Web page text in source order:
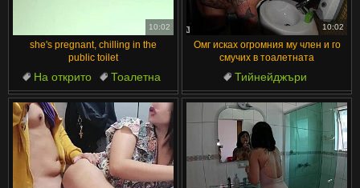
10:02
she's pregnant, chilling in the
public toilet
На открито
Тоалетна
Порно Звезда
Публични
Бременни
10:02
Омг исках огромния му член и го
смучих в тоалетната
Тийнейджъри
Сперма в устата
Духане
Един на един
Мокра Закуска